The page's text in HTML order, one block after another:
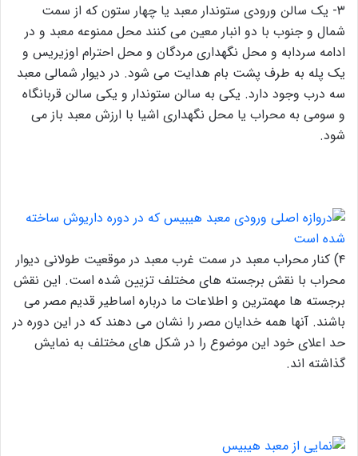
۳- یک سالن ورودی ستوندار معبد یا چهار ستون که از سمت
شمال و جنوب با دو انبار معین می کنند محل ممنوعه معبد و در
ادامه سردابه و محل نگهداری مردگان و محل احترام اوزیریس و
یک پله به طرف پشت بام هدایت می شود. در دیوار شمالی معبد
سه درب وجود دارد. یکی به سالن ستوندار و یکی سالن قربانگاه
و سومی به محراب یا محل نگهداری اشیا با ارزش معبد باز می
شود.
۴) کنار محراب معبد در سمت غرب معبد در موقعیت طولانی دیوار
محراب با نقش برجسته های مختلف تزیین شده است. این نقش
برجسته ها مهمترین و اطلاعات ما درباره اساطیر قدیم مصر می
باشند. آنها همه خدایان مصر را نشان می دهند که در این دوره در
حد اعلای خود این موضوع را در شکل های مختلف به نمایش
گذاشته اند.